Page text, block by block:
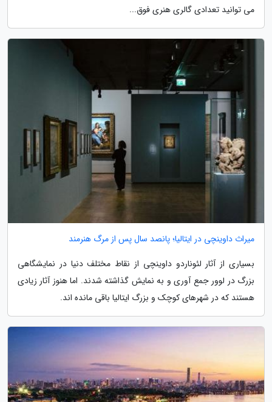
می توانید تعدادی گالری هنری فوق...
میراث داوینچی در ایتالیا؛ پانصد سال پس از مرگ هنرمند
بسیاری از آثار لئوناردو داوینچی از نقاط مختلف دنیا در نمایشگاهی
بزرگ در لوور جمع آوری و به نمایش گذاشته شدند. اما هنوز آثار زیادی
هستند که در شهرهای کوچک و بزرگ ایتالیا باقی مانده اند.